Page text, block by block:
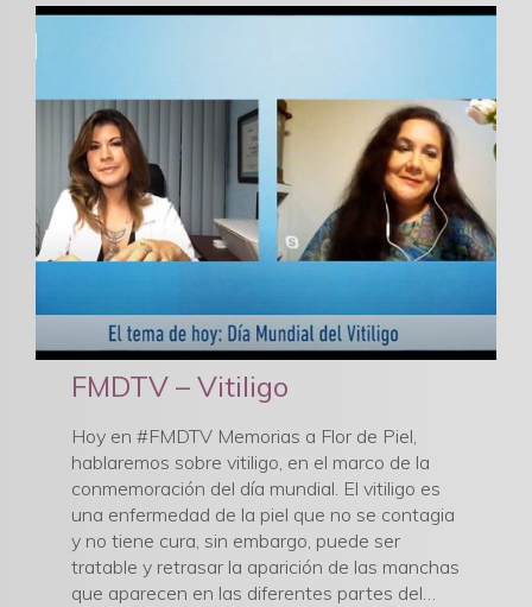
FMDTV – Vitiligo
Hoy en #FMDTV Memorias a Flor de Piel,
hablaremos sobre vitiligo, en el marco de la
conmemoración del día mundial. El vitiligo es
una enfermedad de la piel que no se contagia
y no tiene cura, sin embargo, puede ser
tratable y retrasar la aparición de las manchas
que aparecen en las diferentes partes del…